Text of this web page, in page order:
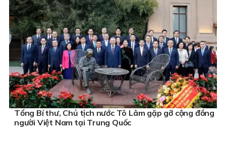
Tổng Bí thư, Chủ tịch nước Tô Lâm gặp gỡ cộng đồng
người Việt Nam tại Trung Quốc